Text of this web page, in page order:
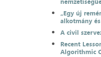
„Egy új
alkotmány
A civil
Recent
Algorithmic